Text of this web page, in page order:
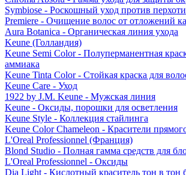
Symbiose - Роскошный уход против перхоти
Premiere - Очищение волос от отложений
Aura Botanica - Органическая линия ухода
Keune (Голландия)
Keune Semi Color - Полуперманентная
аммиака
Keune Tinta Color - Стойкая краска для
Keune Care - Уход
1922 by J.M. Keune - Мужская линия
Keune - Оксиды, порошки для осветления
Keune Style - Коллекция стайлинга
Keune Color Chameleon - Красители
L'Oreal Professionnel (Франция)
Blond Studio - Полная гамма средств для
L'Oreal Professionnel - Оксиды
Dia Light - Кислотный краситель тон в тон